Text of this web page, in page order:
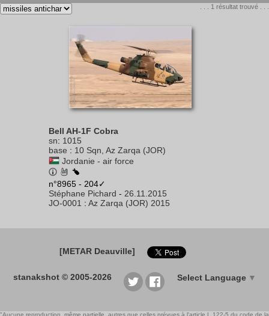
. . . 1 résultat trouvé . . .
Bell AH-1F Cobra
sn: 1015
base : 10 Sqn, Az Zarqa (JOR)
Jordanie - air force
n°8965 - 204✓
Stéphane Pichard - 26.11.2015
JO-0001 : Az Zarqa (JOR) 2015
[METAR Deauville]
stanakshot © 2005-2026 Select Language ▼
"Aucune reproduction, même partielle, autres que celles prévues à l'article L 122-5 du code de la